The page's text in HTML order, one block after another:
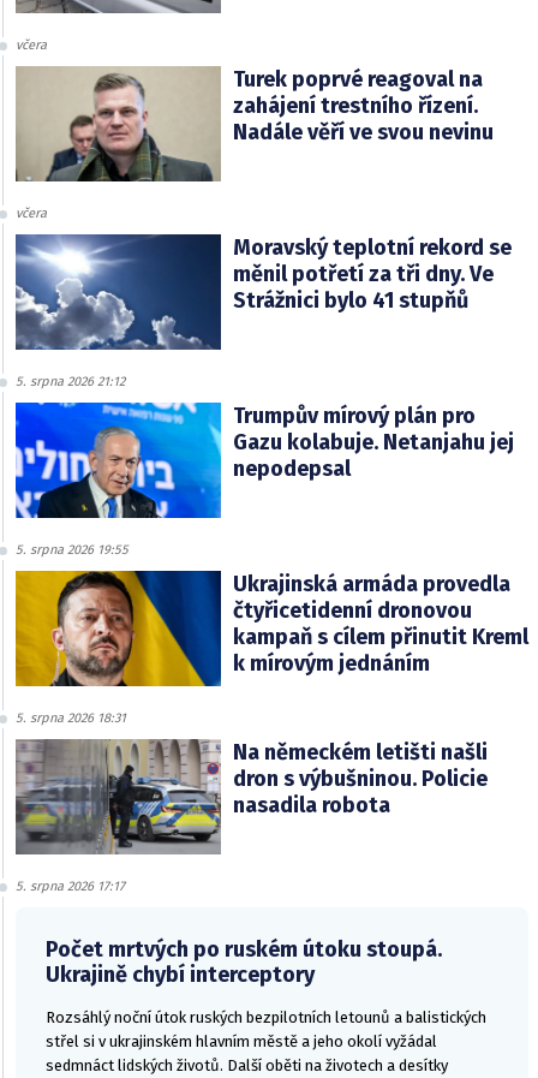
včera
Turek poprvé reagoval na
zahájení trestního řízení.
Nadále věří ve svou nevinu
včera
Moravský teplotní rekord se
měnil potřetí za tři dny. Ve
Strážnici bylo 41 stupňů
5. srpna 2026 21:12
Trumpův mírový plán pro
Gazu kolabuje. Netanjahu jej
nepodepsal
5. srpna 2026 19:55
Ukrajinská armáda provedla
čtyřicetidenní dronovou
kampaň s cílem přinutit Kreml
k mírovým jednáním
5. srpna 2026 18:31
Na německém letišti našli
dron s výbušninou. Policie
nasadila robota
5. srpna 2026 17:17
Počet mrtvých po ruském útoku stoupá.
Ukrajině chybí interceptory
Rozsáhlý noční útok ruských bezpilotních letounů a balistických
střel si v ukrajinském hlavním městě a jeho okolí vyžádal
sedmnáct lidských životů. Další oběti na životech a desítky